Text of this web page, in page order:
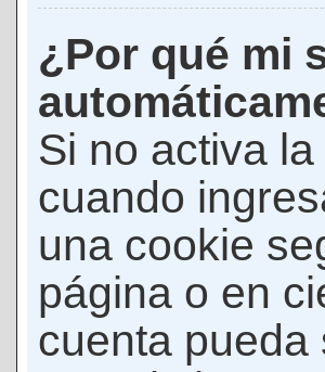
¿Por qué mi
Si no activa
cuando
una cookie
página o en
cuenta pueda